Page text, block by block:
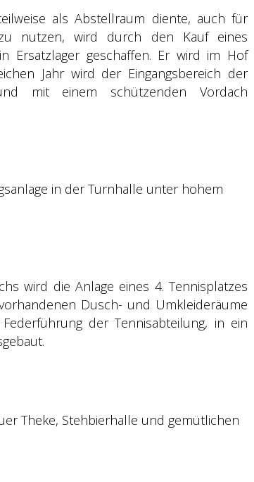
als Abstellraum diente, auch für
nutzen, wird durch den Kauf eines
Ersatzlager geschaffen. Er wird im Hof
Jahr wird der Eingangsbereich der
mit einem schützenden Vordach
in der Turnhalle unter hohem
wird die Anlage eines 4. Tennisplatzes
Dusch- und Umkleideräume
der Tennisabteilung, in ein
Theke, Stehbierhalle und gemütlichen